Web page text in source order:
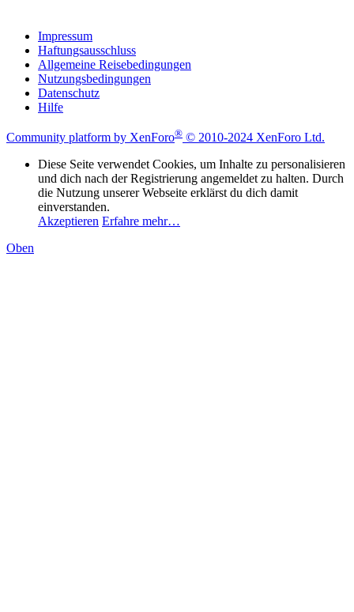
Impressum
Haftungsausschluss
Allgemeine Reisebedingungen
Nutzungsbedingungen
Datenschutz
Hilfe
Community platform by XenForo® © 2010-2024 XenForo Ltd.
Diese Seite verwendet Cookies, um Inhalte zu personalisieren
und dich nach der Registrierung angemeldet zu halten. Durch
die Nutzung unserer Webseite erklärst du dich damit
einverstanden.
Akzeptieren Erfahre mehr…
Oben